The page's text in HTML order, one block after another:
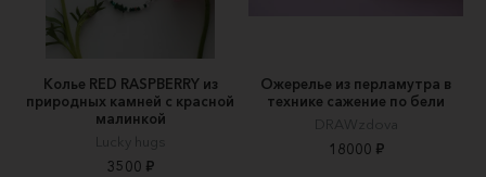
Колье RED RASPBERRY из
природных камней с красной
малинкой
Lucky hugs
3500 ₽
Ожерелье из перламутра в
технике сажение по бели
DRAWzdova
18000 ₽